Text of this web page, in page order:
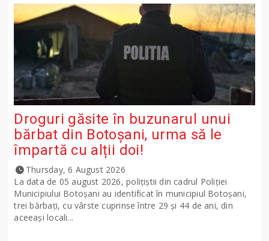
Droguri găsite în buzunarul unui
bărbat din Botoșani, urma să le
împartă cu alții doi!
Thursday, 6 August 2026
La data de 05 august 2026, polițiștii din cadrul Poliției
Municipiului Botoșani au identificat în municipiul Botoșani,
trei bărbați, cu vârste cuprinse între 29 și 44 de ani, din
aceeași locali...